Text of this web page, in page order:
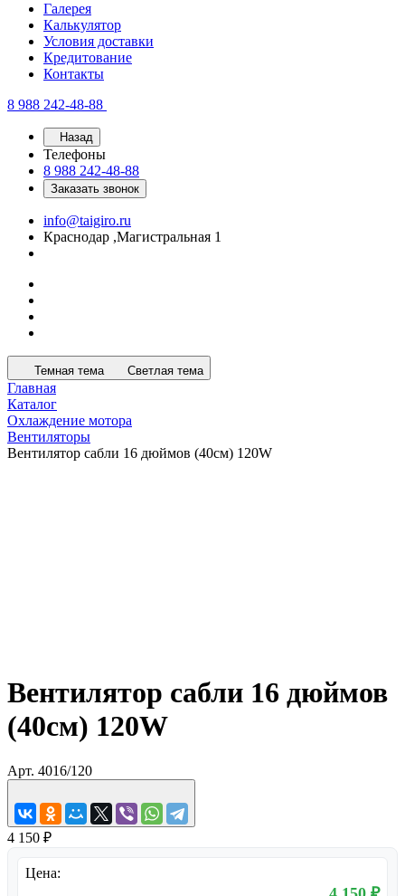
Галерея
Калькулятор
Условия доставки
Кредитование
Контакты
8 988 242-48-88
Назад
Телефоны
8 988 242-48-88
Заказать звонок
info@taigiro.ru
Краснодар ,Магистральная 1
Темная тема Светлая тема
Главная
Каталог
Охлаждение мотора
Вентиляторы
Вентилятор сабли 16 дюймов (40см) 120W
Вентилятор сабли 16 дюймов
(40см) 120W
Арт. 4016/120
4 150 ₽
Цена: